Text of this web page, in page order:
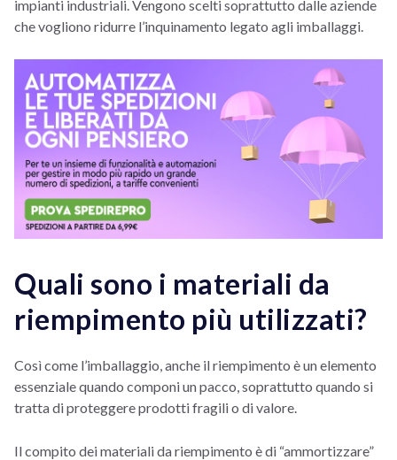
impianti industriali. Vengono scelti soprattutto dalle aziende
che vogliono ridurre l’inquinamento legato agli imballaggi.
Quali sono i materiali da
riempimento più utilizzati?
Così come l’imballaggio, anche il riempimento è un elemento
essenziale quando componi un pacco, soprattutto quando si
tratta di proteggere prodotti fragili o di valore.
Il compito dei materiali da riempimento è di “ammortizzare”